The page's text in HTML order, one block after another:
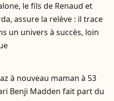
le fils de Renaud et
assure la relève : il trace
un univers à succès, loin
à nouveau maman à 53
Benji Madden fait part du